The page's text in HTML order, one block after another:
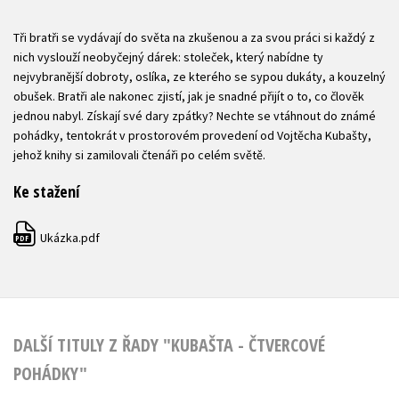
Tři bratři se vydávají do světa na zkušenou a za svou práci si každý z
nich vyslouží neobyčejný dárek: stoleček, který nabídne ty
nejvybranější dobroty, oslíka, ze kterého se sypou dukáty, a kouzelný
obušek. Bratři ale nakonec zjistí, jak je snadné přijít o to, co člověk
jednou nabyl. Získají své dary zpátky? Nechte se vtáhnout do známé
pohádky, tentokrát v prostorovém provedení od Vojtěcha Kubašty,
jehož knihy si zamilovali čtenáři po celém světě.
Ke stažení
PDF Ukázka.pdf
DALŠÍ TITULY Z ŘADY "KUBAŠTA - ČTVERCOVÉ
POHÁDKY"